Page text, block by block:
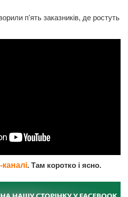
п'ять заказників, де ростуть
. Там коротко і ясно.